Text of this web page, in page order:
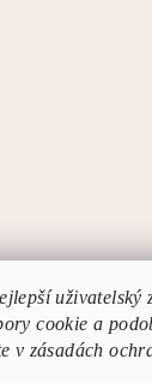
uživatelský
cookie a
v zásadách